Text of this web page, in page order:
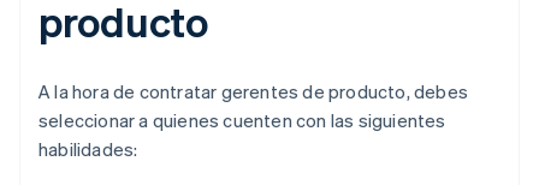
producto
A la hora de contratar gerentes de producto, debes
seleccionar a quienes cuenten con las siguientes
habilidades: